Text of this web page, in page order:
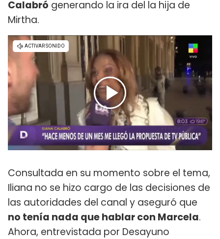
Calabró generando la ira del la hija de
Mirtha.
Consultada en su momento sobre el tema,
Iliana no se hizo cargo de las decisiones de
las autoridades del canal y aseguró que
no tenía nada que hablar con Marcela.
Ahora, entrevistada por Desayuno